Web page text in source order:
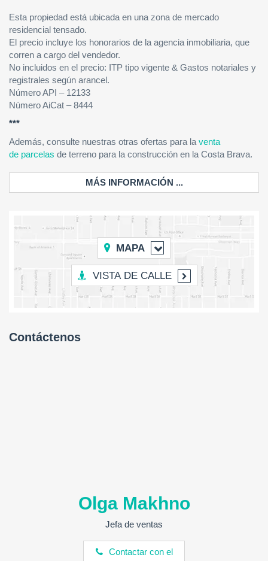
Esta propiedad está ubicada en una zona de mercado
residencial tensado.
El precio incluye los honorarios de la agencia inmobiliaria, que
corren a cargo del vendedor.
No incluidos en el precio: ITP tipo vigente & Gastos notariales y
registrales según arancel.
Número API – 12133
Número AiCat – 8444
***
Además, consulte nuestras otras ofertas para la venta
de parcelas de terreno para la construcción en la Costa Brava.
MÁS INFORMACIÓN ...
MAPA
VISTA DE CALLE
Contáctenos
Olga Makhno
Jefa de ventas
Contactar con el